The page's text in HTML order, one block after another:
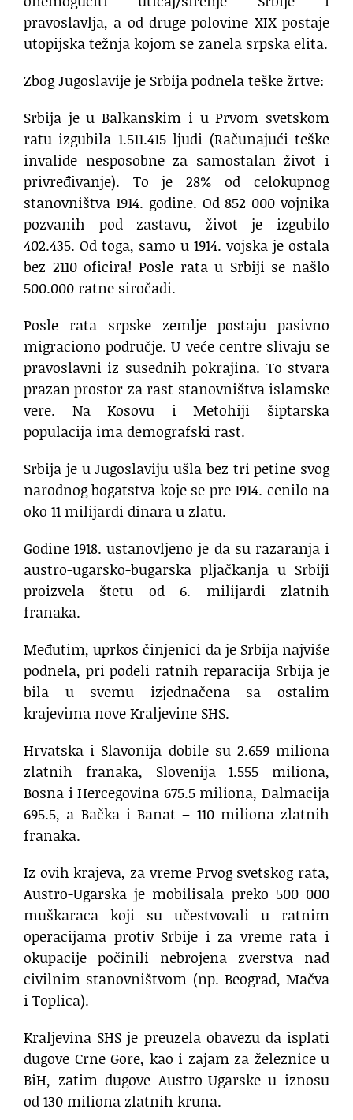
pravoslavlja, a od druge polovine XIX postaje
utopijska težnja kojom se zanela srpska elita.
Zbog Jugoslavije je Srbija podnela teške žrtve:
Srbija je u Balkanskim i u Prvom svetskom
ratu izgubila 1.511.415 ljudi (Računajući teške
invalide nesposobne za samostalan život i
privređivanje). To je 28% od celokupnog
stanovništva 1914. godine. Od 852 000 vojnika
pozvanih pod zastavu, život je izgubilo
402.435. Od toga, samo u 1914. vojska je ostala
bez 2110 oficira! Posle rata u Srbiji se našlo
500.000 ratne siročadi.
Posle rata srpske zemlje postaju pasivno
migraciono područje. U veće centre slivaju se
pravoslavni iz susednih pokrajina. To stvara
prazan prostor za rast stanovništva islamske
vere. Na Kosovu i Metohiji šiptarska
populacija ima demografski rast.
Srbija je u Jugoslaviju ušla bez tri petine svog
narodnog bogatstva koje se pre 1914. cenilo na
oko 11 milijardi dinara u zlatu.
Godine 1918. ustanovljeno je da su razaranja i
austro-ugarsko-bugarska pljačkanja u Srbiji
proizvela štetu od 6. milijardi zlatnih
franaka.
Međutim, uprkos činjenici da je Srbija najviše
podnela, pri podeli ratnih reparacija Srbija je
bila u svemu izjednačena sa ostalim
krajevima nove Kraljevine SHS.
Hrvatska i Slavonija dobile su 2.659 miliona
zlatnih franaka, Slovenija 1.555 miliona,
Bosna i Hercegovina 675.5 miliona, Dalmacija
695.5, a Bačka i Banat – 110 miliona zlatnih
franaka.
Iz ovih krajeva, za vreme Prvog svetskog rata,
Austro-Ugarska je mobilisala preko 500 000
muškaraca koji su učestvovali u ratnim
operacijama protiv Srbije i za vreme rata i
okupacije počinili nebrojena zverstva nad
civilnim stanovništvom (np. Beograd, Mačva
i Toplica).
Kraljevina SHS je preuzela obavezu da isplati
dugove Crne Gore, kao i zajam za železnice u
BiH, zatim dugove Austro-Ugarske u iznosu
od 130 miliona zlatnih kruna.